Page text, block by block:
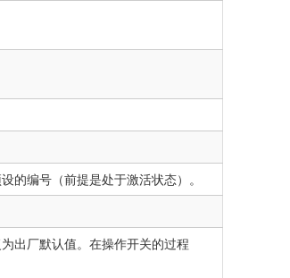
的编号（前提是处于激活状态）。
出厂默认值。在操作开关的过程